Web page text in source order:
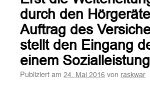
zwischen
der
gesetzlichen
Renten-
und
Krankenversicherung
(hier:
Hörhilfe)
durch den
Auftrag des
stellt den Eingang
einem
Publiziert am 24. Mai 2016 von raskwar